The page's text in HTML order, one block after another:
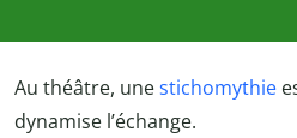
Au théâtre, unestichomythie
dynamise l’échange.